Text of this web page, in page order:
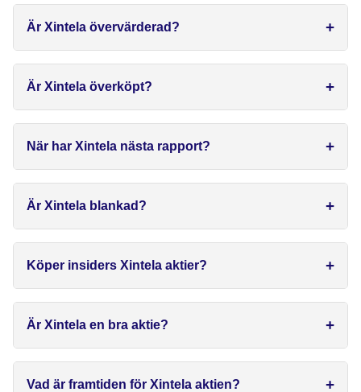
Är Xintela övervärderad?
Är Xintela överköpt?
När har Xintela nästa rapport?
Är Xintela blankad?
Köper insiders Xintela aktier?
Är Xintela en bra aktie?
Vad är framtiden för Xintela aktien?